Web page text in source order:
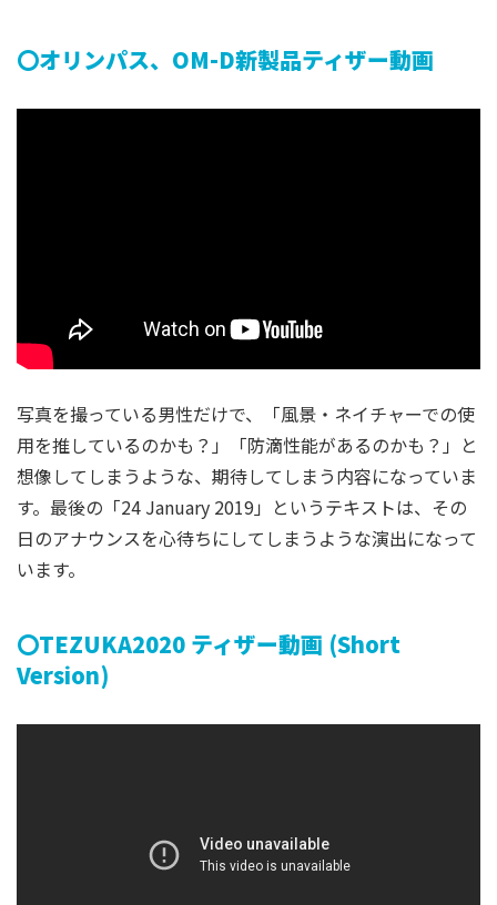
〇オリンパス、OM-D新製品ティザー動画
写真を撮っている男性だけで、「風景・ネイチャーでの使
用を推しているのかも？」「防滴性能があるのかも？」と
想像してしまうような、期待してしまう内容になっていま
す。最後の「24 January 2019」というテキストは、その
日のアナウンスを心待ちにしてしまうような演出になって
います。
〇TEZUKA2020 ティザー動画 (Short
Version)